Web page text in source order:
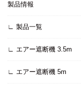
製品情報
∟ 製品一覧
∟ エアー遮断機 3.5m
∟ エアー遮断機 5m